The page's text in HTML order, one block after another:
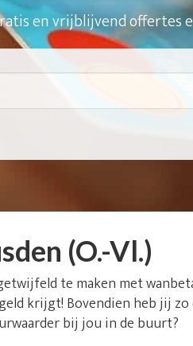
en vrijblijvend offertes
(O.-Vl.)
te maken met
krijgt! Bovendien heb jij
bij jou in de buurt?